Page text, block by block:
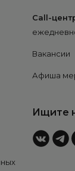
Call-
Вакансии
Афиша
Ищите